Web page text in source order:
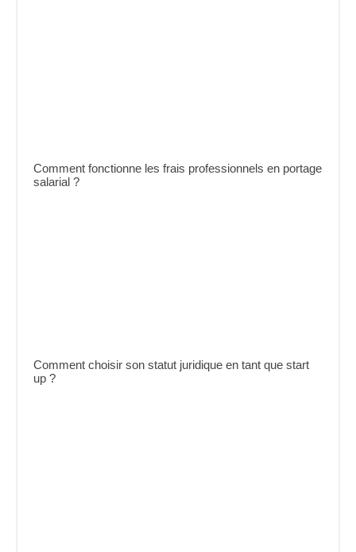
Comment fonctionne les frais professionnels en portage
salarial ?
Comment choisir son statut juridique en tant que start
up ?